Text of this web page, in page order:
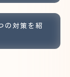
の対策を紹